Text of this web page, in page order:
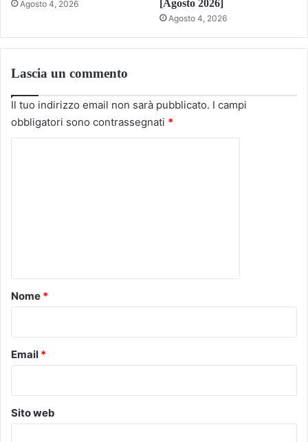
Agosto 4, 2026 [Agosto 2026]
Agosto 4, 2026
Lascia un commento
Il tuo indirizzo email non sarà pubblicato. I campi
obbligatori sono contrassegnati *
o
Nome *
Email *
Sito web